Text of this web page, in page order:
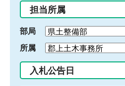
入
力
担当所属
部局
所属
入札公告日